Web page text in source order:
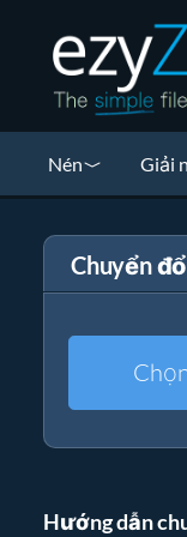
Nén Giải
Chuyển
Hướng dẫn